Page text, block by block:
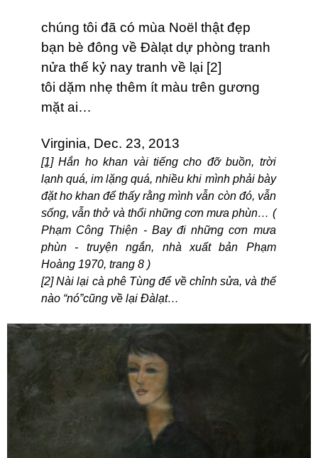
chúng tôi đã có mùa Noël thật đẹp
bạn bè đông về Đàlạt dự phòng tranh
nửa thế kỷ nay tranh về lại [2]
tôi dặm nhẹ thêm ít màu trên gương
mặt ai…
Virginia, Dec. 23, 2013
[1] Hắn ho khan vài tiếng cho đỡ buồn, trời
lạnh quá, im lặng quá, nhiều khi mình phải bày
đặt ho khan để thấy rằng mình vẫn còn đó, vẫn
sống, vẫn thở và thổi những cơn mưa phùn… (
Phạm Công Thiện - Bay đi những cơn mưa
phùn - truyện ngắn, nhà xuất bản Phạm
Hoàng 1970, trang 8 )
[2] Nài lại cà phê Tùng để về chỉnh sửa, và thế
nào “nó”cũng về lại Đàlạt…